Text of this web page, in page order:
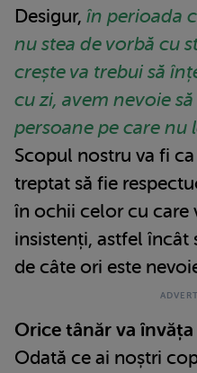
Desigur, în perioada
nu stea de vorbă cu
crește va trebui să
cu zi, avem nevoie
persoane pe care nu
Scopul nostru va fi
treptat să fie
în ochii celor cu care
insistenți, astfel încât
de câte ori este
Orice tânăr va învăța
Odată ce ai noștri